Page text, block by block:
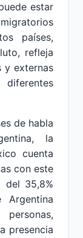
estar
países,
refleja
y externas
de habla
la
cuenta
con este
del 35,8%
presencia